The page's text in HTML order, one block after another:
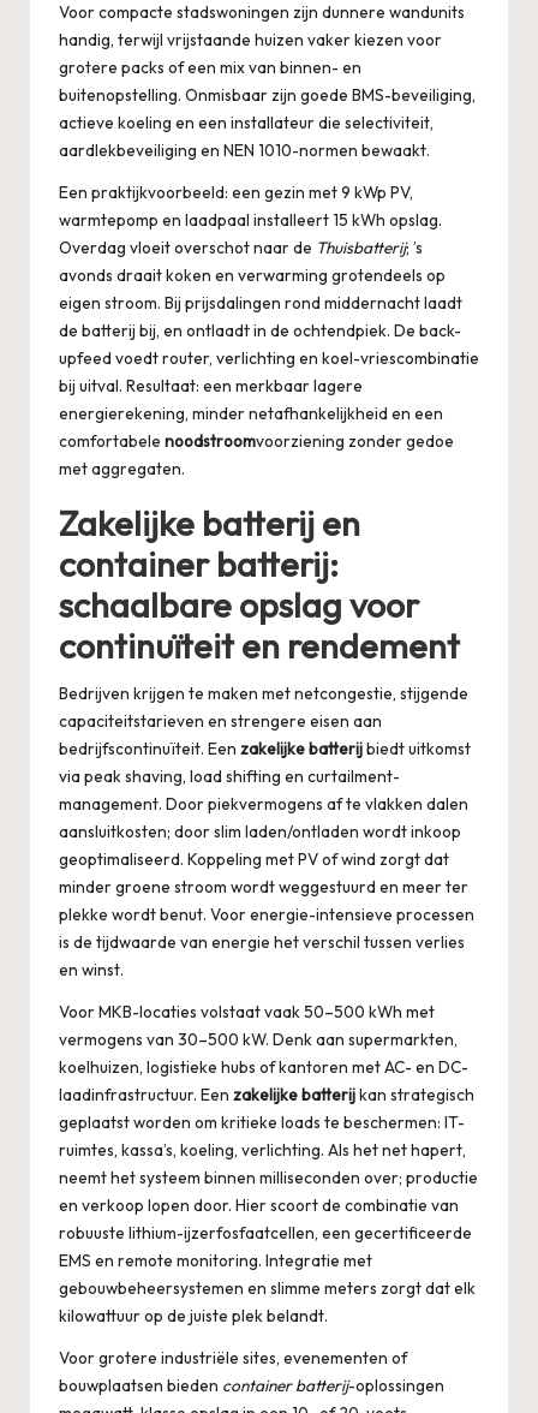
Voor compacte stadswoningen zijn dunnere wandunits
handig, terwijl vrijstaande huizen vaker kiezen voor
grotere packs of een mix van binnen- en
buitenopstelling. Onmisbaar zijn goede BMS-beveiliging,
actieve koeling en een installateur die selectiviteit,
aardlekbeveiliging en NEN 1010-normen bewaakt.
Een praktijkvoorbeeld: een gezin met 9 kWp PV,
warmtepomp en laadpaal installeert 15 kWh opslag.
Overdag vloeit overschot naar de Thuisbatterij; ’s
avonds draait koken en verwarming grotendeels op
eigen stroom. Bij prijsdalingen rond middernacht laadt
de batterij bij, en ontlaadt in de ochtendpiek. De back-
upfeed voedt router, verlichting en koel-vriescombinatie
bij uitval. Resultaat: een merkbaar lagere
energierekening, minder netafhankelijkheid en een
comfortabele noodstroomvoorziening zonder gedoe
met aggregaten.
Zakelijke batterij en
container batterij:
schaalbare opslag voor
continuïteit en rendement
Bedrijven krijgen te maken met netcongestie, stijgende
capaciteitstarieven en strengere eisen aan
bedrijfscontinuïteit. Een zakelijke batterijbiedt uitkomst
via peak shaving, load shifting en curtailment-
management. Door piekvermogens af te vlakken dalen
aansluitkosten; door slim laden/ontladen wordt inkoop
geoptimaliseerd. Koppeling met PV of wind zorgt dat
minder groene stroom wordt weggestuurd en meer ter
plekke wordt benut. Voor energie-intensieve processen
is de tijdwaarde van energie het verschil tussen verlies
en winst.
Voor MKB-locaties volstaat vaak 50–500 kWh met
vermogens van 30–500 kW. Denk aan supermarkten,
koelhuizen, logistieke hubs of kantoren met AC- en DC-
laadinfrastructuur. Een zakelijke batterijkan strategisch
geplaatst worden om kritieke loads te beschermen: IT-
ruimtes, kassa’s, koeling, verlichting. Als het net hapert,
neemt het systeem binnen milliseconden over; productie
en verkoop lopen door. Hier scoort de combinatie van
robuuste lithium-ijzerfosfaatcellen, een gecertificeerde
EMS en remote monitoring. Integratie met
gebouwbeheersystemen en slimme meters zorgt dat elk
kilowattuur op de juiste plek belandt.
Voor grotere industriële sites, evenementen of
bouwplaatsen bieden container batterij-oplossingen